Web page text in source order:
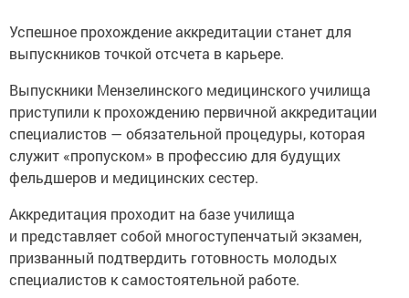
Успешное прохождение аккредитации станет для
выпускников точкой отсчета в карьере.
Выпускники Мензелинского медицинского училища
приступили к прохождению первичной аккредитации
специалистов — обязательной процедуры, которая
служит «пропуском» в профессию для будущих
фельдшеров и медицинских сестер.
Аккредитация проходит на базе училища
и представляет собой многоступенчатый экзамен,
призванный подтвердить готовность молодых
специалистов к самостоятельной работе.